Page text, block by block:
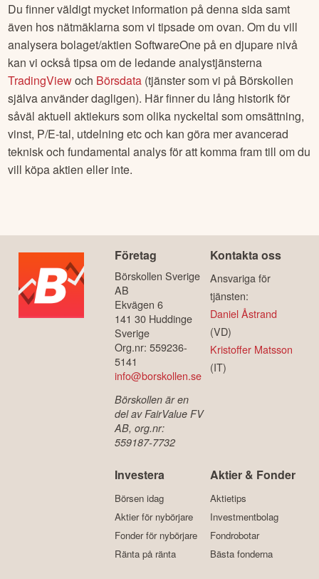
Du finner väldigt mycket information på denna sida samt
även hos nätmäklarna som vi tipsade om ovan. Om du vill
analysera bolaget/aktienSoftwareOne på en djupare nivå
kan vi också tipsa om de ledande analystjänsterna
TradingViewoch Börsdata (tjänster som vi på Börskollen
själva använder dagligen). Här finner du lång historik för
såväl aktuell aktiekurs som olika nyckeltal som omsättning,
vinst, P/E-tal, utdelning etc och kan göra mer avancerad
teknisk och fundamental analys för att komma fram till om du
vill köpa aktien eller inte.
Företag
Börskollen Sverige
AB
Ekvägen 6
141 30 Huddinge
Sverige
Org.nr: 559236-
5141
info@borskollen.se
Börskollen är en
del av FairValue FV
AB, org.nr:
559187-7732
Kontakta oss
Ansvariga för
tjänsten:
Daniel Åstrand
(VD)
Kristoffer Matsson
(IT)
Investera
Börsen idag
Aktier för nybörjare
Fonder för nybörjare
Ränta på ränta
Aktier & Fonder
Aktietips
Investmentbolag
Fondrobotar
Bästa fonderna